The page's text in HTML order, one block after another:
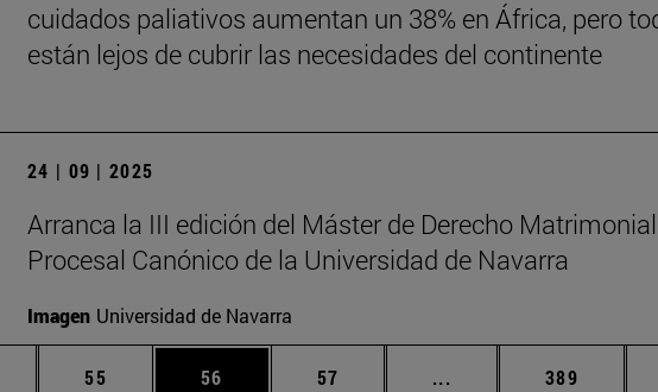
cuidados paliativos aumentan un 38% en África, pero
están lejos de cubrir las necesidades del continente
24 | 09 | 2025
Arranca la III edición del Máster de Derecho
Procesal Canónico de la Universidad de Navarra
Imagen Universidad de Navarra
Páginas intermedias Use TAB para desplazarse.
Página
55 Página
56 Página
57 ... Páginas intermedias
Página
389